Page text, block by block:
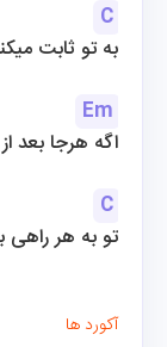
C
به تو ثابت
Em
اگه هرجا بعد
C
تو به هر
آکورد ها